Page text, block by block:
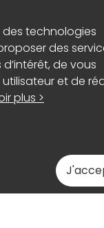
des technologies
des
de vous
et de
plus >